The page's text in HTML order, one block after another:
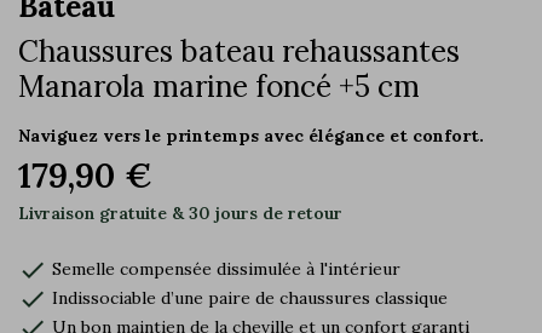
Chaussures bateau rehaussantes
Manarola marine foncé +5 cm
Naviguez vers le printemps avec élégance et confort.
179,90 €
Livraison gratuite & 30 jours de retour
check Semelle compensée dissimulée à l'intérieur
check Indissociable d’une paire de chaussures classique
Un bon maintien de la cheville et un confort garanti